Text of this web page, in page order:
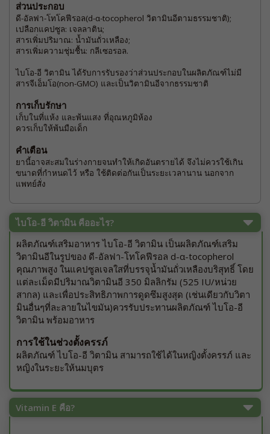
ส่วนประกอบ
ดี-อัลฟา-โทโคฟีรอล(d-α-tocopherol วิตามินอีตามธรรมชาติ);
เปลือกแคปซูล: เจลลาติน;
สารเพิ่มปริมาณ: น้ำมันถั่วเหลือง;
สารเพิ่มความชุ่มชื้น: กลีเซอรอล.
ไบโอ-อี วิตามิน ได้รับการรับรองว่าส่วนประกอบในผลิตภัณฑ์ไม่มี
สารจีเอ็มโอ(non-GMO) และเป็นวิตามินอีจากธรรมชาติ
การเก็บรักษา
เก็บในที่แห้ง และพ้นแสง ที่อุณหภูมิห้อง
ควรเก็บให้พ้นมือเด็ก
คำเตือน
ยานี้อาจสะสมในร่างกายจนทำให้เกิดอันตรายได้ จึงไม่ควรใช้เกิน
ขนาดที่กำหนดไว้ หรือ ใช้ติดต่อกันเป็นระยะเวลานาน นอกจาก
แพทย์สั่ง
ไบโอ-อี วิตามิน คืออะไร?
ผลิตภัณฑ์เสริมอาหาร ไบโอ-อี วิตามิน เป็นผลิตภัณฑ์เสริม
วิตามินอีในรูปของ ดี-อัลฟา-โทโคฟีรอล d-α-tocopherol
คุณภาพสูง ในแคปซูลเจลใสที่บรรจุน้ำมันถั่วเหลืองบริสุทธิ์ โดย
แต่ละเม็ดมีปริมาณวิตามินอี 350 มิลลิกรัม (525 IU/หน่วย
สากล) และเพื่อประสิทธิภาพการดูดซึมสูงสุด (เช่นเดียวกับวิตา
มินอื่นๆที่ละลายในไขมัน)ควรรับประทานผลิตภัณฑ์ ไบโอ-อี
วิตามิน พร้อมอาหาร
การใช้ในช่วงตั้งครรภ์
ผลิตภัณฑ์ ไบโอ-อี วิตามิน สามารถใช้ได้ในหญิงตั้งครรภ์ และ
หญิงในระยะให้นมบุตร
Vitamin E คือ?